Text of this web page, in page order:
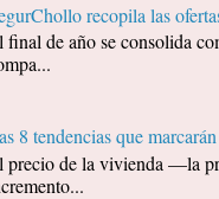
recopila las
final de año se consolida
8 tendencias que
precio de la vivienda —la